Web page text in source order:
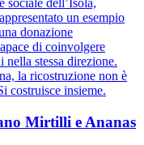
sociale dell’Isola,
un esempio
donazione
di coinvolgere
stessa direzione.
la ricostruzione non è
costruisce insieme.
Mirtilli e Ananas